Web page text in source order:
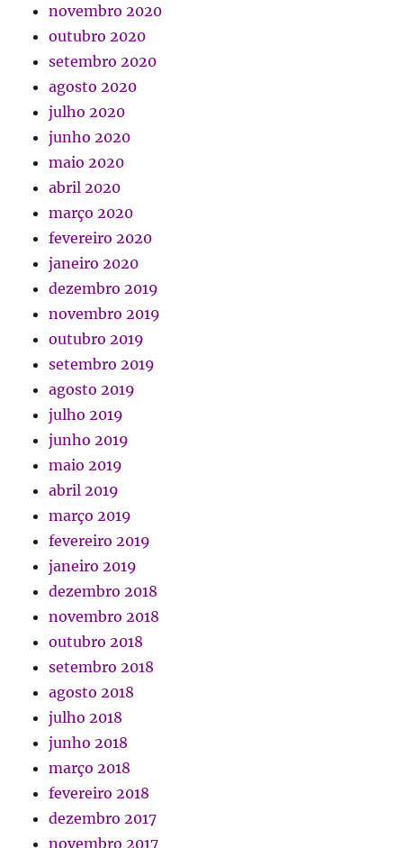
novembro 2020
outubro 2020
setembro 2020
agosto 2020
julho 2020
junho 2020
maio 2020
abril 2020
março 2020
fevereiro 2020
janeiro 2020
dezembro 2019
novembro 2019
outubro 2019
setembro 2019
agosto 2019
julho 2019
junho 2019
maio 2019
abril 2019
março 2019
fevereiro 2019
janeiro 2019
dezembro 2018
novembro 2018
outubro 2018
setembro 2018
agosto 2018
julho 2018
junho 2018
março 2018
fevereiro 2018
dezembro 2017
novembro 2017